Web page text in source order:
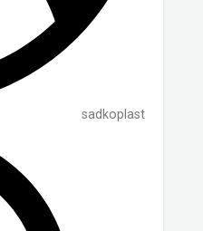
sadkoplast